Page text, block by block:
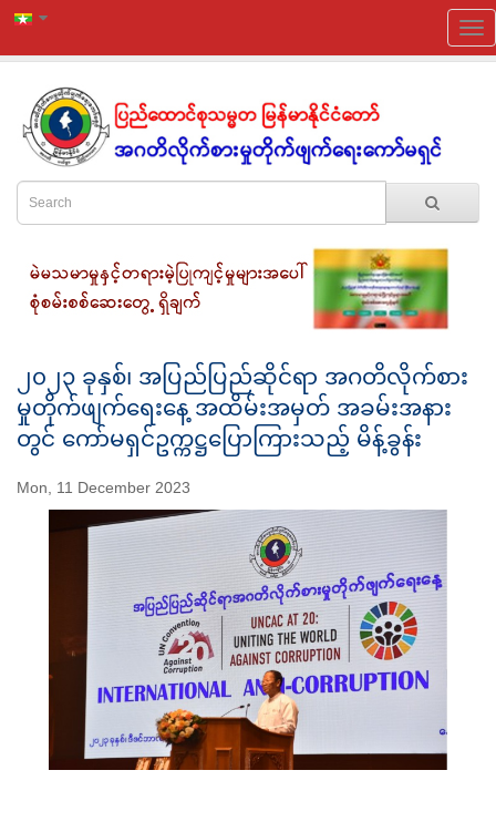
၂၀၂၃ ခုနှစ်၊ အပြည်ပြည်ဆိုင်ရာ အဂတိလိုက်စား
မှုတိုက်ဖျက်ရေးနေ့ အထိမ်းအမှတ် အခမ်းအနား
တွင် ကော်မရှင်ဥက္ကဋ္ဌပြောကြားသည့် မိန့်ခွန်း
Mon, 11 December 2023